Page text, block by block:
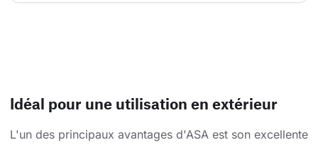
Idéal pour une utilisation en extérieur
L'un des principaux avantages d'ASA est son excellente